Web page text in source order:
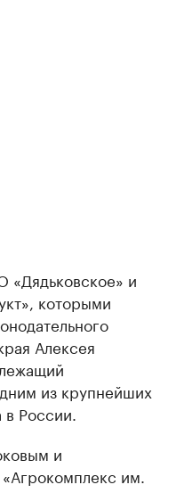
и
которыми
Алексея
из крупнейших
России.
и
им.